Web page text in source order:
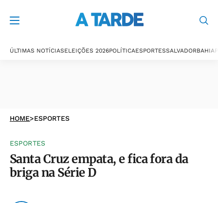
ÚLTIMAS NOTÍCIASELEIÇÕES 2026POLÍTICAESPORTESSALVADORBAHIA
HOME>ESPORTES
ESPORTES
Santa Cruz empata, e fica fora da
briga na Série D